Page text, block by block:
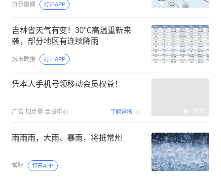
白云融媒 打开APP
吉林省天气有变！30℃高温重新来
袭，部分地区有连续降雨
城市晚报 打开APP
凭本人手机号领移动会员权益！
广告 加点量-会员中心 了解详情 00:15
雨雨雨，大雨、暴雨，将抵常州
常驿 打开APP